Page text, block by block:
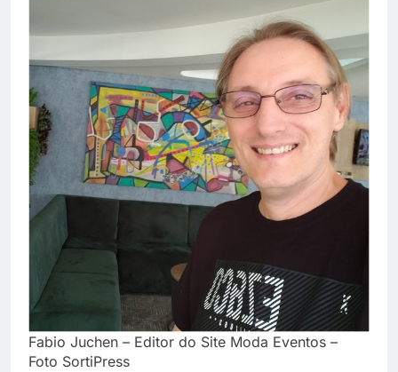
Fabio Juchen – Editor do Site Moda Eventos –
Foto SortiPress